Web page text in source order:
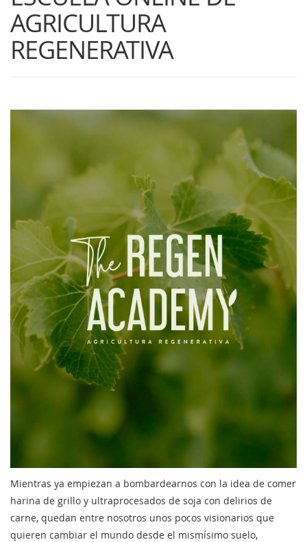
AGRICULTURA
REGENERATIVA
Mientras ya empiezan a bombardearnos con la idea de comer
harina de grillo y ultraprocesados de soja con delirios de
carne, quedan entre nosotros unos pocos visionarios que
quieren cambiar el mundo desde el mismísimo suelo,